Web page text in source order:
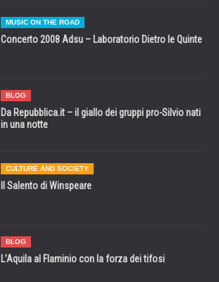
MUSIC ON THE ROAD
Concerto 2008 Adsu – Laboratorio Dietro le Quinte
BLOG
Da Repubblica.it – il giallo dei gruppi pro-Silvio nati
in una notte
CULTURE AND SOCIETY
Il Salento di Winspeare
BLOG
L’Aquila al Flaminio con la forza dei tifosi